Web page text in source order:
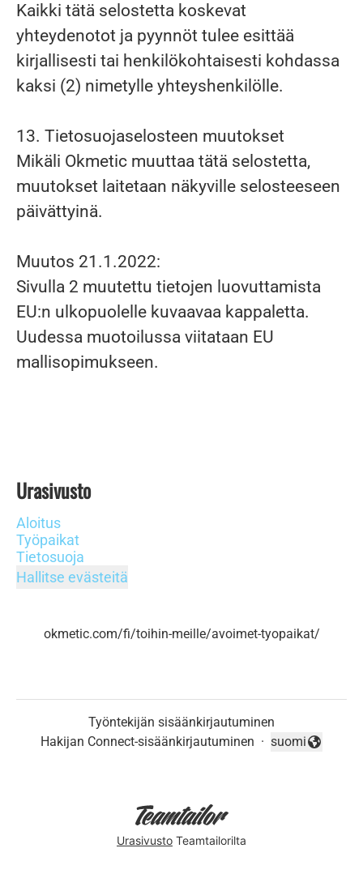
Kaikki tätä selostetta koskevat
yhteydenotot ja pyynnöt tulee esittää
kirjallisesti tai henkilökohtaisesti kohdassa
kaksi (2) nimetylle yhteyshenkilölle.
13. Tietosuojaselosteen muutokset
Mikäli Okmetic muuttaa tätä selostetta,
muutokset laitetaan näkyville selosteeseen
päivättyinä.
Muutos 21.1.2022:
Sivulla 2 muutettu tietojen luovuttamista
EU:n ulkopuolelle kuvaavaa kappaletta.
Uudessa muotoilussa viitataan EU
mallisopimukseen.
Urasivusto
Aloitus
Työpaikat
Tietosuoja
Hallitse evästeitä
okmetic.com/fi/toihin-meille/avoimet-tyopaikat/
Työntekijän sisäänkirjautuminen
Hakijan Connect-sisäänkirjautuminen ·
Vaihda kieli
suomi
Urasivusto Teamtailorilta